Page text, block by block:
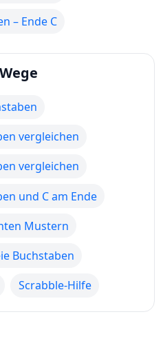
– Ende C
vergleichen
vergleichen
und C am Ende
Mustern
Buchstaben
Scrabble-Hilfe